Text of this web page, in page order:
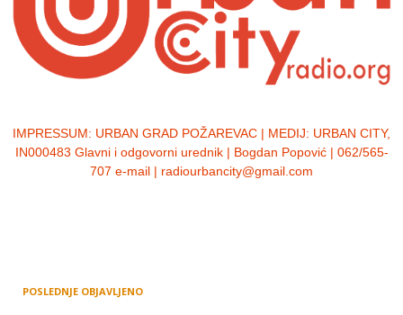
IMPRESSUM: URBAN GRAD POŽAREVAC | MEDIJ: URBAN CITY,
IN000483 Glavni i odgovorni urednik | Bogdan Popović | 062/565-
707 e-mail | radiourbancity@gmail.com
POSLEDNJE OBJAVLJENO